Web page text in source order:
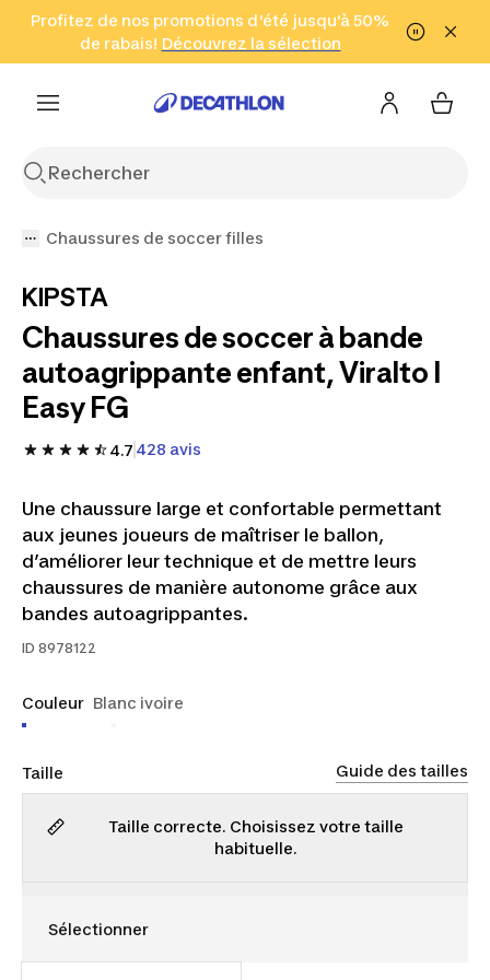
Aller à la recherche Aller au contenu Aller au pied de
Profitez de nos promotions d'été jusqu'à 50%
de rabais! Découvrez la sélection
Cliquez ici
en seulement 2 h!
(Zones sélectionnées)
Chaussures de soccer filles
KIPSTA
Chaussures de soccer à bande
autoagrippante enfant, Viralto I
Easy FG
4.7 428 avis
Une chaussure large et confortable permettant
aux jeunes joueurs de maîtriser le ballon,
d’améliorer leur technique et de mettre leurs
chaussures de manière autonome grâce aux
bandes autoagrippantes.
ID 8978122
Couleur Blanc ivoire
Taille Guide des tailles
Taille correcte. Choisissez votre taille
habituelle.